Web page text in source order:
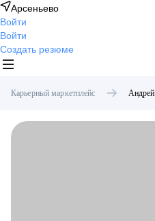
Арсеньево
Войти
Войти
Создать резюме
Карьерный маркетплейс Андрей